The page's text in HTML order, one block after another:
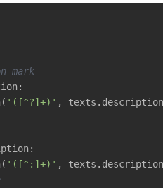
mark
'([^?]+)' ,
'([^:]+)' ,